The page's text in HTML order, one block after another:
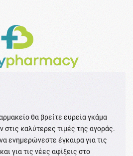
θα βρείτε ευρεία γκάμα
στις καλύτερες τιμές της αγοράς.
ενημερώνεστε έγκαιρα για τις
για τις νέες αφίξεις στο